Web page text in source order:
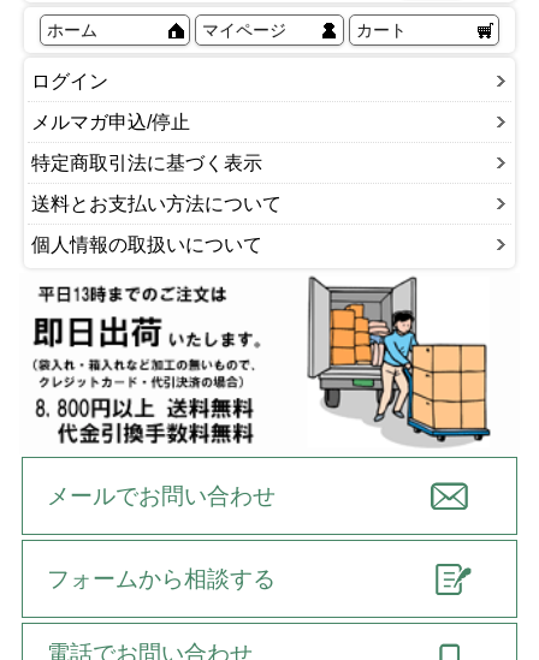
ホーム マイページ カート
ログイン
メルマガ申込/停止
特定商取引法に基づく表示
送料とお支払い方法について
個人情報の取扱いについて
メールでお問い合わせ
フォームから相談する
電話でお問い合わせ